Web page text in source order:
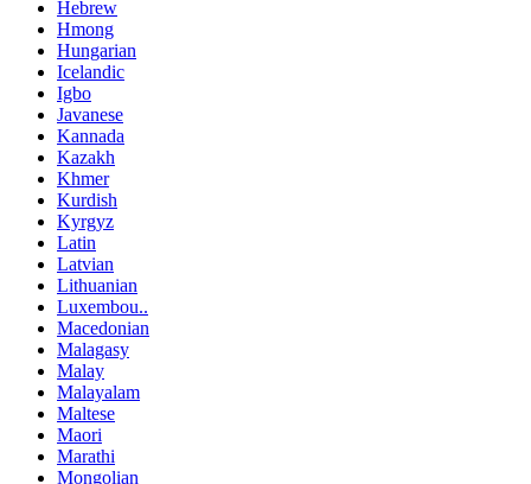
Hebrew
Hmong
Hungarian
Icelandic
Igbo
Javanese
Kannada
Kazakh
Khmer
Kurdish
Kyrgyz
Latin
Latvian
Lithuanian
Luxembou..
Macedonian
Malagasy
Malay
Malayalam
Maltese
Maori
Marathi
Mongolian